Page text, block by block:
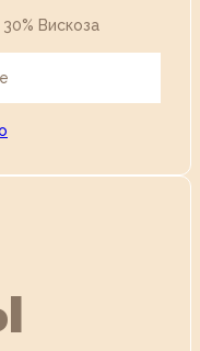
Вискоза